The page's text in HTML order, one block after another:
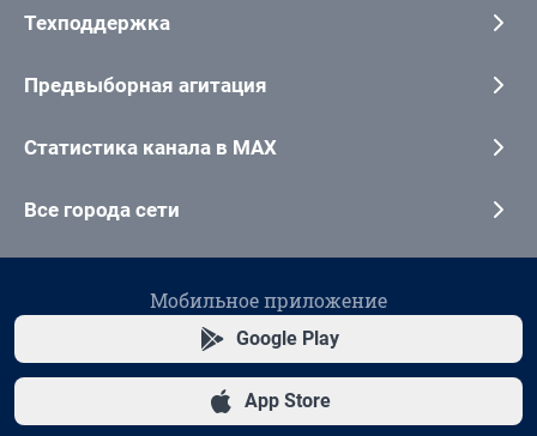
Техподдержка
Предвыборная агитация
Статистика канала в MAX
Все города сети
Мобильное приложение
Google Play
App Store